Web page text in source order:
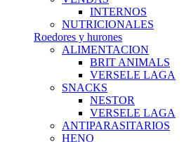
INTERNOS
NUTRICIONALES
Roedores y hurones
ALIMENTACION
BRIT ANIMALS
VERSELE LAGA
SNACKS
NESTOR
VERSELE LAGA
ANTIPARASITARIOS
HENO